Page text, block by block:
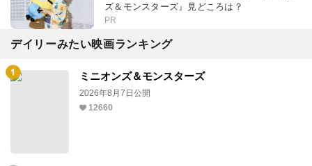
ズ＆モンスターズ』見どころは？
PR
デイリーみたい映画ランキング
ミニオンズ＆モンスターズ
2026年8月7日公開
12660